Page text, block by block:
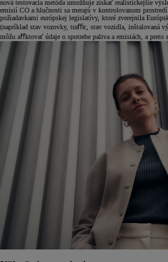
nová testovacia metóda umožňuje získať realistickejšie
emisií CO a hlučnosti sa merajú v kontrolovanom
požiadavkami európskej legislatívy, ktoré zverejnila
(napríklad stav vozovky, traﬃc, stav vozidla, inštalovaná
môžu aﬀktovať údaje o spotrebe paliva a emisiách, a preto